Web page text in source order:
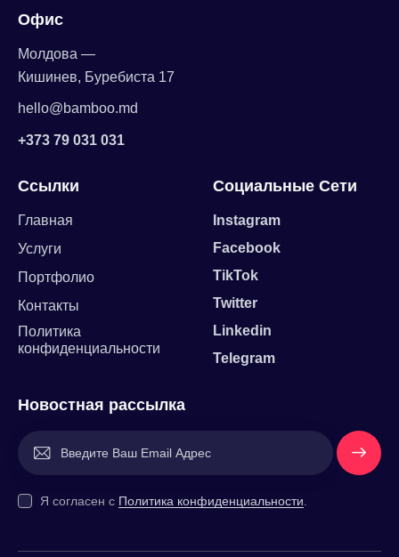
Офис
Молдова —
Кишинев, Буребиста 17
hello@bamboo.md
+373 79 031 031
Ссылки
Главная
Услуги
Портфолио
Контакты
Политика
конфиденциальности
Социальные Сети
Instagram
Facebook
TikTok
Twitter
Linkedin
Telegram
Новостная рассылка
Напишит
Я согласен с Политика конфиденциальности